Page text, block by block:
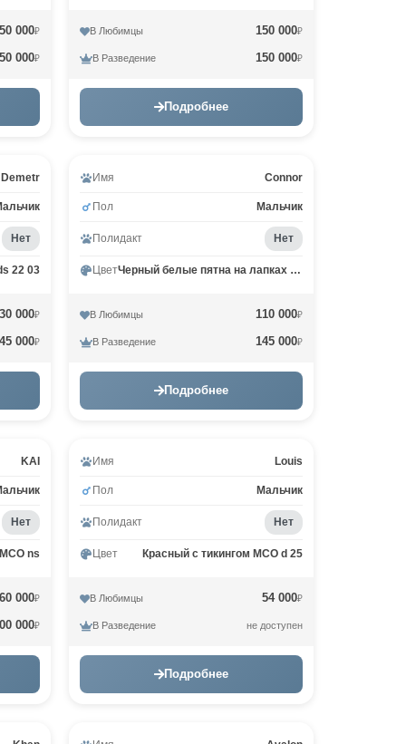
000₽
000₽
В Любимцы 150 000₽
В Разведение 150 000₽
Подробнее
Demetr
Нет
22 03
000₽
000₽
Имя Connor
Пол Мальчик
Полидакт Нет
Цвет Черный белые пятна на лапках и/или груди MCO n 09
В Любимцы 110 000₽
В Разведение 145 000₽
Подробнее
KAI
Нет
ns
60 000₽
000₽
Имя Louis
Пол Мальчик
Полидакт Нет
Цвет Красный с тикингом MCO d 25
В Любимцы 54 000₽
В Разведение не доступен
Подробнее